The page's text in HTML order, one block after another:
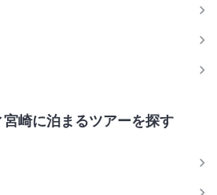
崎に泊まるツアーを探す